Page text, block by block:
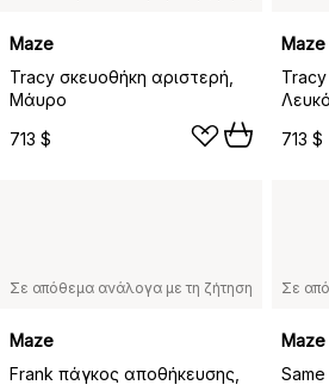
Maze
Tracy σκευοθήκη αριστερή,
Μάυρο
713 $
Maze
Tracy
Λευκό
713 $
Σε απόθεμα ανάλογα με τη ζήτηση
Maze
Frank πάγκος αποθήκευσης,
Σε
Maze